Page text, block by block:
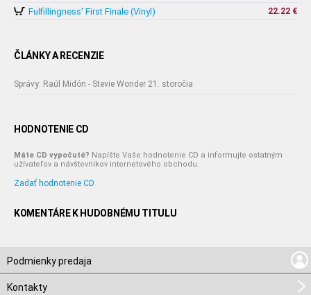
Fulfillingness' First Finale (Vinyl) 22.22 €
ČLÁNKY A RECENZIE
Správy: Raúl Midón - Stevie Wonder 21. storočia
HODNOTENIE CD
Máte CD vypočuté? Napíšte Vaše hodnotenie CD a informujte ostatným
užívateľov a návštevníkov internetového obchodu.
Zadať hodnotenie CD
KOMENTÁRE K HUDOBNÉMU TITULU
Podmienky predaja
Kontakty